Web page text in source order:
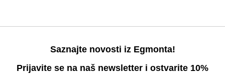
Saznajte novosti iz Egmonta!
Prijavite se na naš newsletter i ostvarite 10%